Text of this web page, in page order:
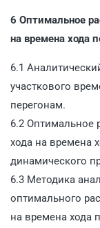
6 Оптимальное
на времена хода
6.1
участкового
перегонам.
6.2 Оптимальное
хода на времена
динамического
6.3 Методика
оптимального
на времена хода